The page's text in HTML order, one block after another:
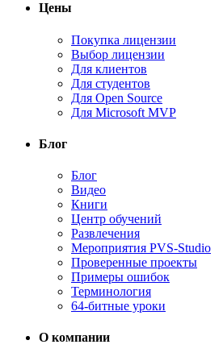
Цены
Покупка лицензии
Выбор лицензии
Для клиентов
Для студентов
Для Open Source
Для Microsoft MVP
Блог
Блог
Видео
Книги
Центр обучений
Развлечения
Мероприятия PVS-Studio
Проверенные проекты
Примеры ошибок
Терминология
64-битные уроки
О компании